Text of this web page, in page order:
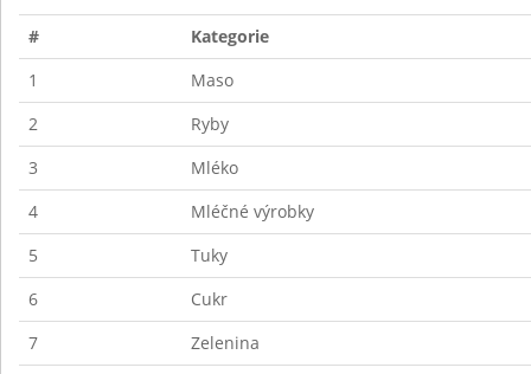
#
Kategorie
1
Maso
2
Ryby
3
Mléko
4
Mléčné výrobky
5
Tuky
6
Cukr
7
Zelenina